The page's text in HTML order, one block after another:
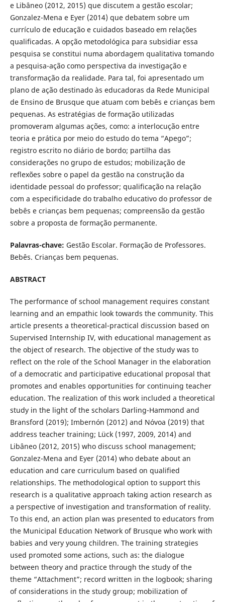
e Libâneo (2012, 2015) que discutem a gestão escolar;
Gonzalez-Mena e Eyer (2014) que debatem sobre um
currículo de educação e cuidados baseado em relações
qualificadas. A opção metodológica para subsidiar essa
pesquisa se constitui numa abordagem qualitativa tomando
a pesquisa-ação como perspectiva da investigação e
transformação da realidade. Para tal, foi apresentado um
plano de ação destinado às educadoras da Rede Municipal
de Ensino de Brusque que atuam com bebês e crianças bem
pequenas. As estratégias de formação utilizadas
promoveram algumas ações, como: a interlocução entre
teoria e prática por meio do estudo do tema “Apego”;
registro escrito no diário de bordo; partilha das
considerações no grupo de estudos; mobilização de
reflexões sobre o papel da gestão na construção da
identidade pessoal do professor; qualificação na relação
com a especificidade do trabalho educativo do professor de
bebês e crianças bem pequenas; compreensão da gestão
sobre a proposta de formação permanente.
Palavras-chave: Gestão Escolar. Formação de Professores.
Bebês. Crianças bem pequenas.
ABSTRACT
The performance of school management requires constant
learning and an empathic look towards the community. This
article presents a theoretical-practical discussion based on
Supervised Internship IV, with educational management as
the object of research. The objective of the study was to
reflect on the role of the School Manager in the elaboration
of a democratic and participative educational proposal that
promotes and enables opportunities for continuing teacher
education. The realization of this work included a theoretical
study in the light of the scholars Darling-Hammond and
Bransford (2019); Imbernón (2012) and Nóvoa (2019) that
address teacher training; Lück (1997, 2009, 2014) and
Libâneo (2012, 2015) who discuss school management;
Gonzalez-Mena and Eyer (2014) who debate about an
education and care curriculum based on qualified
relationships. The methodological option to support this
research is a qualitative approach taking action research as
a perspective of investigation and transformation of reality.
To this end, an action plan was presented to educators from
the Municipal Education Network of Brusque who work with
babies and very young children. The training strategies
used promoted some actions, such as: the dialogue
between theory and practice through the study of the
theme “Attachment”; record written in the logbook; sharing
of considerations in the study group; mobilization of